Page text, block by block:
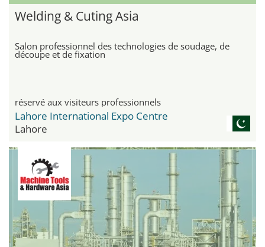
Welding & Cuting Asia
Salon professionnel des technologies de soudage, de
découpe et de fixation
réservé aux visiteurs professionnels
Lahore International Expo Centre
Lahore